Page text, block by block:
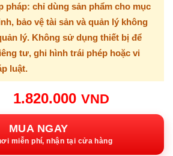
pháp: chỉ dùng sản phẩm cho mục
bảo vệ tài sản và quản lý không
lý. Không sử dụng thiết bị để
tư, ghi hình trái phép hoặc vi
luật.
Giá
gốc:
3.640.000VND.
1.820.000 VND
hiện
MUA NGAY
miễn phí, nhận tại cửa hàng